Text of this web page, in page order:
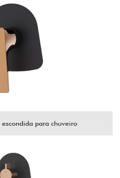
escondida para chuveiro